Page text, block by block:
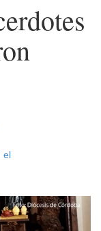
el